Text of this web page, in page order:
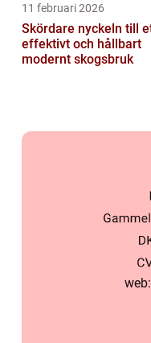
11 februari 2026
Skördare nyckeln till ett
effektivt och hållbart
modernt skogsbruk
web: